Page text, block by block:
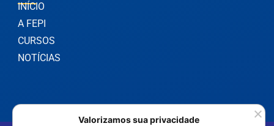
INÍCIO
A FEPI
CURSOS
NOTÍCIAS
Valorizamos sua privacidade